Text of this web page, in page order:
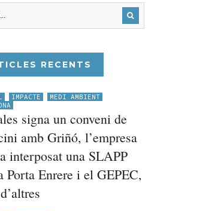
RECENTS
IMPACTE
MEDI AMBIENT
signa un conveni de
amb Griñó, l’empresa
interposat una SLAPP
Porta Enrere i el GEPEC,